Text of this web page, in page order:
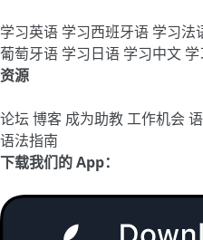
学习英语 学习西班牙语 学习法
葡萄牙语 学习日语 学习中文
资源
论坛 博客 成为助教工作机会
语法指南
下载我们的 App：